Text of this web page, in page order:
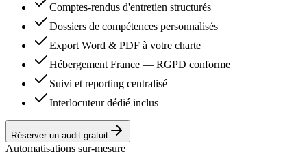
Comptes-rendus d'entretien structurés
Dossiers de compétences personnalisés
Export Word & PDF à votre charte
Hébergement France — RGPD conforme
Suivi et reporting centralisé
Interlocuteur dédié inclus
Réserver un audit gratuit
Automatisations sur-mesure